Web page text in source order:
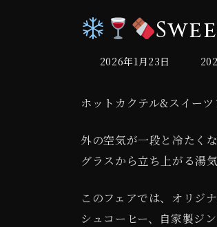
2026年1月23日
最
更
日
時
ホットカクテル&スイーツ
外の空気が一段と冷たく
グラスから立ち上がる湯
このフェアでは、オリジ
シュコーヒー、自家製ジ